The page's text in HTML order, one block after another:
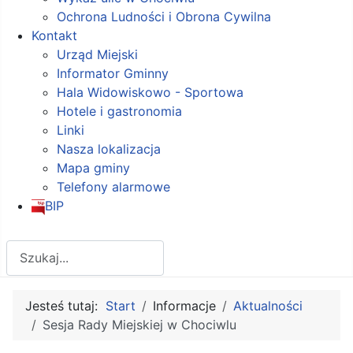
Ochrona Ludności i Obrona Cywilna
Kontakt
Urząd Miejski
Informator Gminny
Hala Widowiskowo - Sportowa
Hotele i gastronomia
Linki
Nasza lokalizacja
Mapa gminy
Telefony alarmowe
BIP
Jesteś tutaj: Start Informacje
Aktualności
Sesja Rady Miejskiej w Chociwlu